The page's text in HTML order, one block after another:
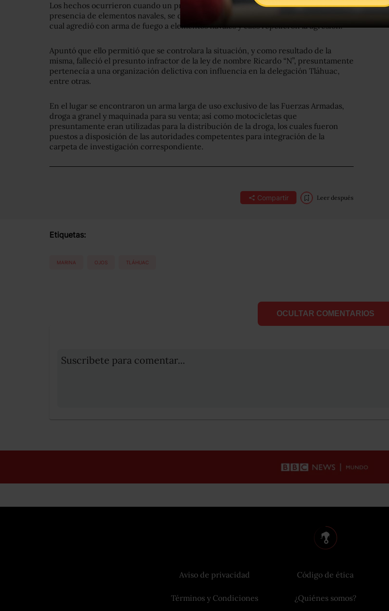
Los hechos ocurrieron cuando un presunto infractor de la ley se percató de la
presencia de elementos navales, se dio a la fuga e ingresó a un domicilio, desde el
cual agredió con arma de fuego a elementos navales y ellos repelieron la agresión.
Apuntó que ello permitió que se controlara la situación, y como resultado de la
misma, falleció el presunto infractor de la ley de nombre Ricardo “N”, presuntamente
pertenecía a una organización delictiva con influencia en la delegación Tláhuac,
entre otras.
En el lugar se encontraron un arma larga de uso exclusivo de las Fuerzas Armadas,
droga a granel y maquinada para su venta; así como motocicletas que
presuntamente eran utilizadas para la distribución de la droga, los cuales fueron
puestos a disposición de las autoridades competentes para integración de la
carpeta de investigación correspondiente.
Compartir Leer después
Etiquetas:
MARINA OJOS TLÁHUAC
OCULTAR COMENTARIOS
Suscribete para comentar...
Aviso de privacidad
Términos y Condiciones
Código de ética
¿Quiénes somos?